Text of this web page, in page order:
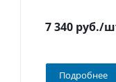
7 340 руб./
Подробнее